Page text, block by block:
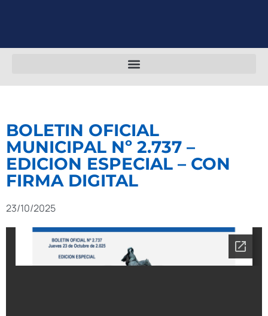
BOLETIN OFICIAL
MUNICIPAL Nº 2.737 –
EDICION ESPECIAL – CON
FIRMA DIGITAL
23/10/2025